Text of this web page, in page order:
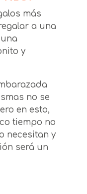
más
a una
y
no se
en esto,
tiempo no
necesitan y
será un